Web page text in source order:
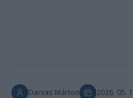
Darvas Márton
2026. 05.